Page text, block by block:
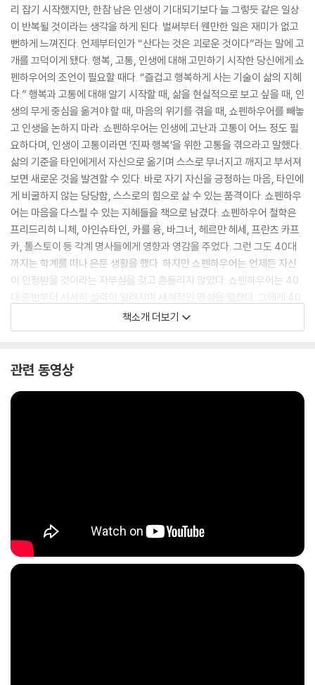
리 잡기 시작했지만, 한참 남은 인생이 기대되기보다 늘 그렇듯 같은 일상
이 반복될 것이라는 생각을 하게 된다. 벌써부터 웬만한 일은 재미가 없고
뻔하게 느껴진다. 언제부터인가 “산다는 것은 괴로운 것이다”라는 말에 고
개를 끄덕이게 됐다. 행복, 고통, 인생에 대해 고민하기 시작한 당신에게 쇼
펜하우어의 조언이 필요할 때다. “즐겁고 행복하게 사는 기술이 삶의 지혜
다.” 행복과 고통에 대해 알기 시작할 때, 삶을 현실적으로 보고 싶을 때, 인
생의 무게 중심을 옮겨야 할 때, 마음의 위기를 겪을 때, 쇼펜하우어를 빼놓
고 인생을 논하지 마라. 쇼펜하우어는 인생에 고난과 고통이 어느 정도 필
요하다며, 인생이 고통이라면 ‘진짜 행복’을 위한 고통을 겪으라고 말했다.
삶의 기준을 타인에게서 자신으로 옮기며 스스로 무너지고 깨지고 부서져
보면 새로운 것을 발견할 수 있다. 바로 자기 자신을 긍정하는 마음, 타인에
게 비굴하지 않는 당당함, 스스로의 힘으로 살 수 있는 품격이다. 쇼펜하우
어는 마음을 다스릴 수 있는 지혜들을 책으로 남겼다. 쇼펜하우어 철학은
프리드리히 니체, 아인슈타인, 카를 융, 바그너, 헤르만 헤세, 프란츠 카프
카, 톨스토이 등 각계 명사들에게 영향과 영감을 주었다. 그런 그도 40대
까지는 학계를 떠나 은둔 생활을 했다. 하지만 쇼펜하우어는 언제든 자신
이 인정받을 것이라는 자부심을 갖고 흔들리지 않았다. 쇼펜하우어는 40
대 중반부터 서서히 실력이 알려지며 세계적인 명성을 떨쳤다. 그에게 40
대는 위기를 넘은 때이자 인생이 바뀐 분기점이다. 《마흔에 읽는 쇼펜하우
어》는 인생의 의미를 끊임없이 고민한 철학자, 아르투어 쇼펜하우어가 남
다스리는 데 도움이 되는 내용 30가지를 담았다. 세계 거장들의 철학자이
집중하는 법, 자긍심을 갖는 법, 시간의 의미를 깨닫고 현명하게 사는 법,
책소개 더보기
관련 동영상